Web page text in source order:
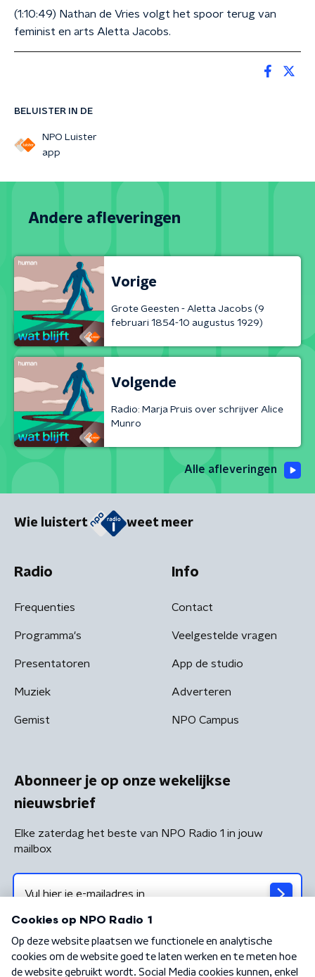
BELUISTER IN DE
NPO Luister
app
(1:10:49) Nathan de Vries volgt het spoor terug van
feminist en arts Aletta Jacobs.
Andere afleveringen
Vorige
Grote Geesten - Aletta Jacobs (9
februari 1854-10 augustus 1929)
Volgende
Radio: Marja Pruis over schrijver Alice
Munro
Alle afleveringen
Wie luistert weet meer
Radio
Frequenties
Programma's
Presentatoren
Muziek
Gemist
Info
Contact
Veelgestelde vragen
App de studio
Adverteren
NPO Campus
Abonneer je op onze wekelijkse
nieuwsbrief
Elke zaterdag het beste van NPO Radio 1 in jouw
mailbox